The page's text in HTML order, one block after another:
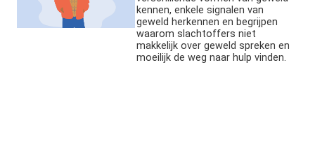
kennen, enkele signalen van
geweld herkennen en begrijpen
waarom slachtoffers niet
makkelijk over geweld spreken en
moeilijk de weg naar hulp vinden.